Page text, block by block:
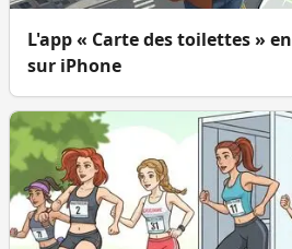
L'app « Carte des toilettes »
sur iPhone